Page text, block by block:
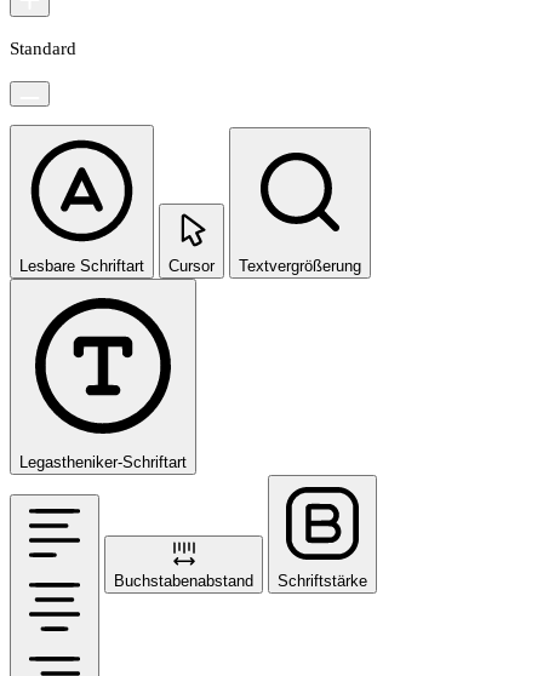
Standard
Lesbare Schriftart Cursor Textvergrößerung
Legastheniker-Schriftart
Buchstabenabstand Schriftstärke